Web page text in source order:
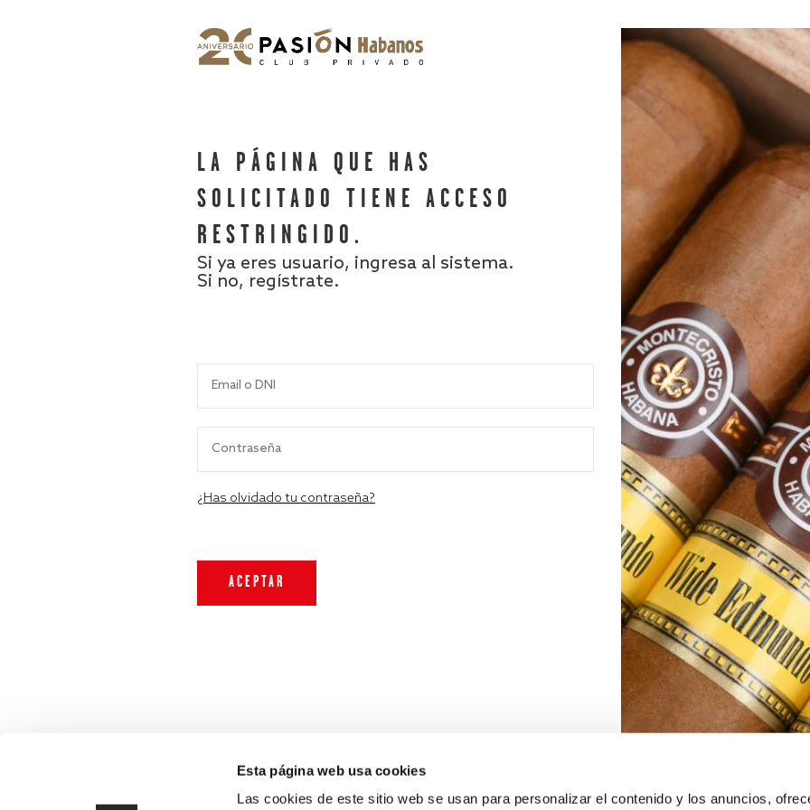
Esta página web usa cookies
Las cookies de este sitio web se usan para personalizar el contenido y los anuncios,
LA PÁGINA QUE HAS
SOLICITADO TIENE ACCESO
RESTRINGIDO.
Si ya eres usuario, ingresa al sistema.
Si no, regístrate.
¿Has olvidado tu contraseña?